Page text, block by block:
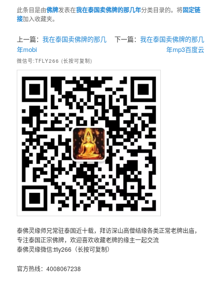
此条目是由佛牌发表在我在泰国卖佛牌的那几年分类目录的。将固定链
接加入收藏夹。
上一篇：我在泰国卖佛牌的那几
年mobi
下一篇： 我在泰国卖佛牌的那几
年mp3百度云
微信号:TFLY266 (长按可复制)
泰佛灵缘师兄常驻泰国近十载，拜访深山高僧结缘各类正常老牌出庙，
专注泰国正宗佛牌，欢迎喜欢收藏老牌的缘主一起交流
泰佛灵缘微信:tfly266（长按可复制）
官方热线：4008067238